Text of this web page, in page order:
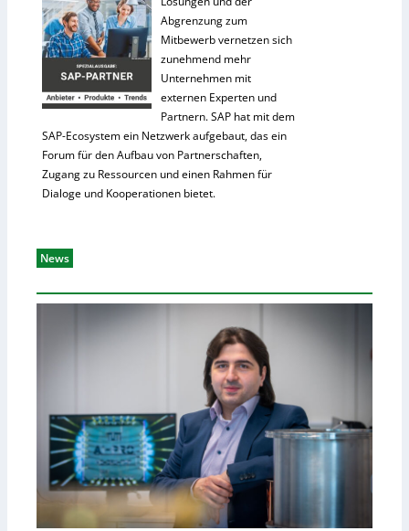
Abgrenzung zum
Mitbewerb vernetzen sich
zunehmend mehr
Unternehmen mit
externen Experten und
Partnern. SAP hat mit dem
SAP-Ecosystem ein Netzwerk aufgebaut, das ein
Forum für den Aufbau von Partnerschaften,
Zugang zu Ressourcen und einen Rahmen für
Dialoge und Kooperationen bietet.
News